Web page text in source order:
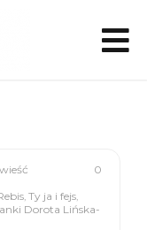
0
, Ty ja i fejs,
Dorota Lińska-